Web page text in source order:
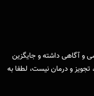
و آگاهی داشته و جایگزین
و درمان نیست، لطفا به